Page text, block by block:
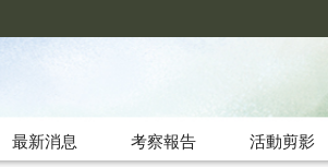
最新消息 考察報告 活動剪影